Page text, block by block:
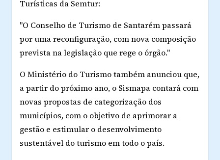
Turísticas da Semtur:
"O Conselho de Turismo de Santarém passará
por uma reconfiguração, com nova composição
prevista na legislação que rege o órgão."
O Ministério do Turismo também anunciou que,
a partir do próximo ano, o Sismapa contará com
novas propostas de categorização dos
municípios, com o objetivo de aprimorar a
gestão e estimular o desenvolvimento
sustentável do turismo em todo o país.